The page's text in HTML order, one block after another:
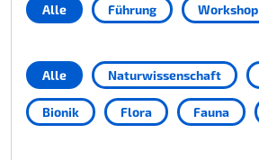
Alle Führung Workshop
Alle Naturwissenschaft
Bionik Flora Fauna